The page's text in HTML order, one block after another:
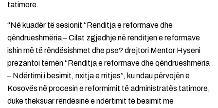
tatimore.
“Në kuadër të sesionit “Renditja e reformave dhe
qëndrueshmëria – Cilat zgjedhje në renditjen e reformave
ishin më të rëndësishmet dhe pse? drejtori Mentor Hyseni
prezantoi temën “Renditja e reformave dhe qëndrueshmëria
– Ndërtimi i besimit, nxitja e rritjes”, ku ndau përvojën e
Kosovës në procesin e reformimit të administratës tatimore,
duke theksuar rëndësinë e ndërtimit të besimit me